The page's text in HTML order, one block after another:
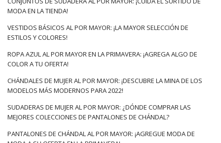
MODA EN LA TIENDA!
VESTIDOS BÁSICOS AL POR MAYOR: ¡LA MAYOR SELECCIÓN DE
ESTILOS Y COLORES!
ROPA AZUL AL POR MAYOR EN LA PRIMAVERA: ¡AGREGA ALGO DE
COLOR A TU OFERTA!
CHÁNDALES DE MUJER AL POR MAYOR: ¡DESCUBRE LA MINA DE LOS
MODELOS MÁS MODERNOS PARA 2022!
SUDADERAS DE MUJER AL POR MAYOR: ¿DÓNDE COMPRAR LAS
MEJORES COLECCIONES DE PANTALONES DE CHÁNDAL?
PANTALONES DE CHÁNDAL AL POR MAYOR: ¡AGREGUE MODA DE